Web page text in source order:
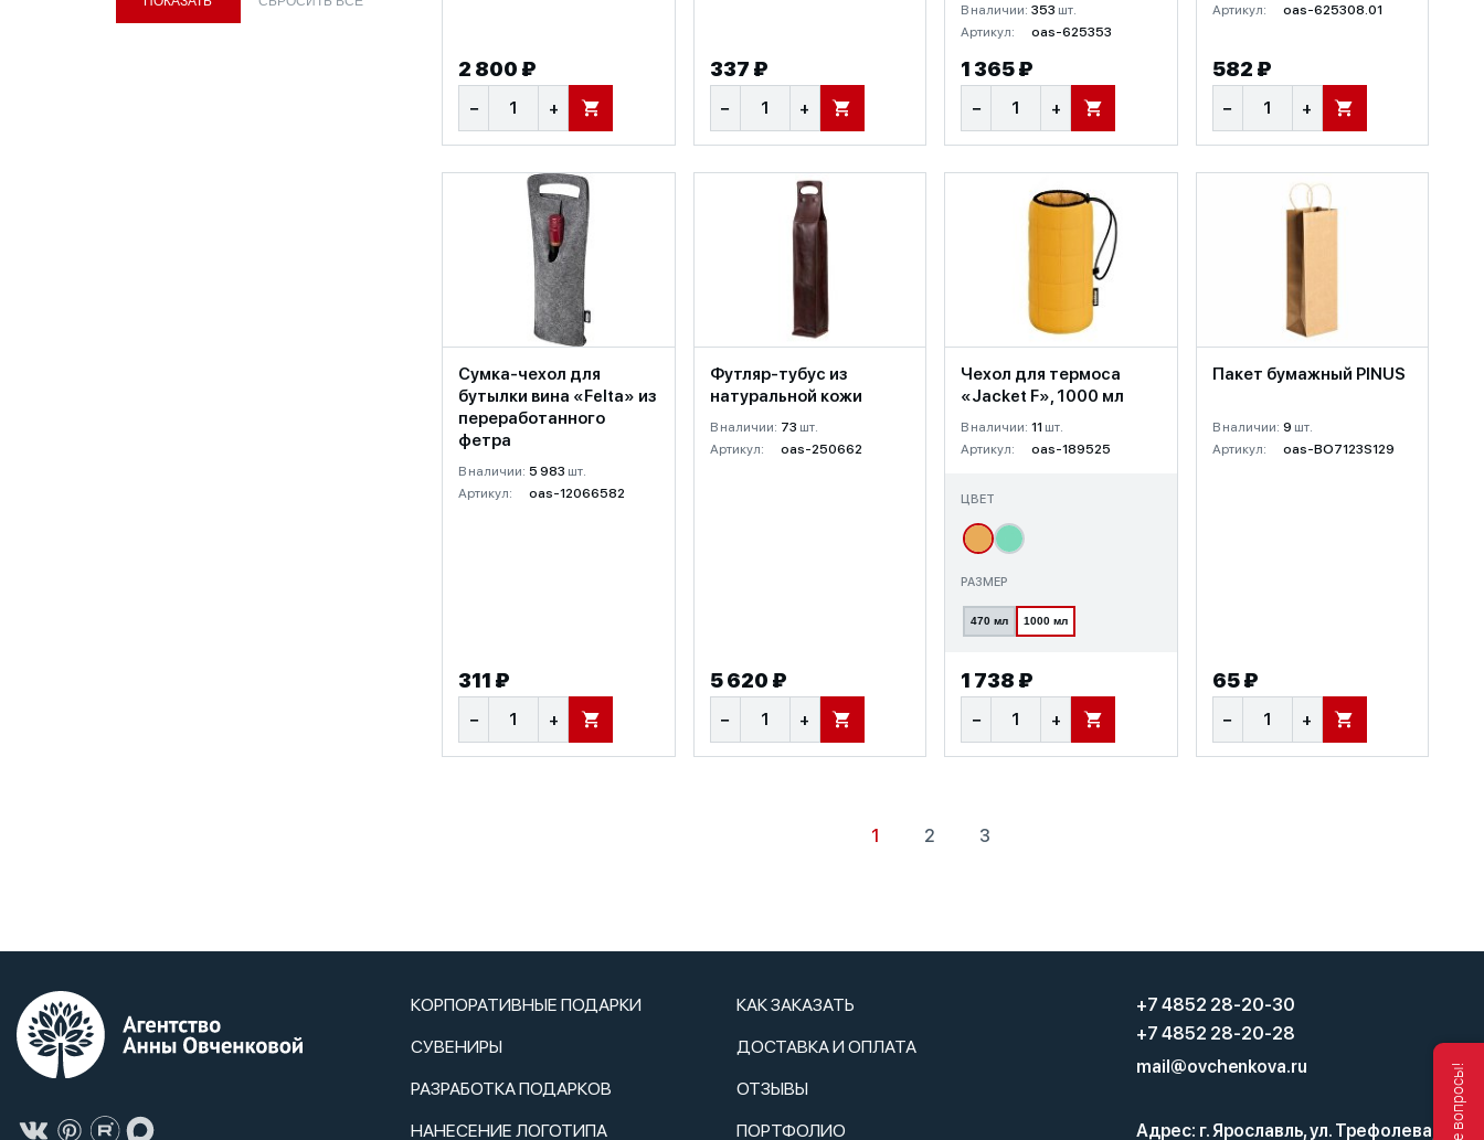
2 800 ₽
− + В КОРЗИНУ
337 ₽
− + В КОРЗИНУ
В наличии: 353 шт.
Артикул:
oas-625353
1 365 ₽
− + В КОРЗИНУ
Артикул:
oas-625308.01
582 ₽
− + В КОРЗИНУ
Сумка-чехол для
бутылки вина «Felta» из
переработанного
фетра
В наличии: 5 983 шт.
Артикул:
oas-12066582
311 ₽
− + В КОРЗИНУ
Футляр-тубус из
натуральной кожи
В наличии: 73 шт.
Артикул:
oas-250662
5 620 ₽
− + В КОРЗИНУ
Чехол для термоса
«Jacket F», 1000 мл
В наличии: 11 шт.
Артикул:
oas-189525
ЦВЕТ
РАЗМЕР
470 мл 1000 мл
1 738 ₽
− + В КОРЗИНУ
Пакет бумажный PINUS
В наличии: 9 шт.
Артикул:
oas-BO7123S129
65 ₽
− + В КОРЗИНУ
1 2 3
КОРПОРАТИВНЫЕ ПОДАРКИ
СУВЕНИРЫ
РАЗРАБОТКА ПОДАРКОВ
НАНЕСЕНИЕ ЛОГОТИПА
КАК ЗАКАЗАТЬ
ДОСТАВКА И ОПЛАТА
ОТЗЫВЫ
ПОРТФОЛИО
+7 4852 28-20-30
+7 4852 28-20-28
mail@ovchenkova.ru
Адрес: г. Ярославль, ул. Трефолева,